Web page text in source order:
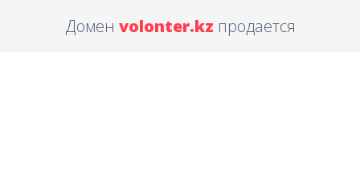
Домен volonter.kz продается